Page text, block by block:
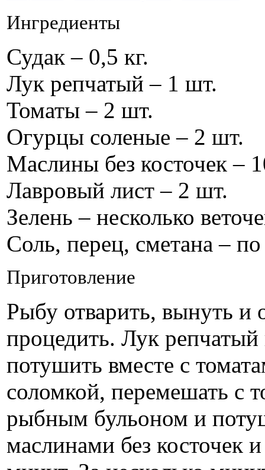
Ингредиенты
Судак – 0,5 кг.
Лук репчатый – 1 шт.
Томаты – 2 шт.
Огурцы соленые – 2 шт.
Маслины без косточек –
Лавровый лист – 2 шт.
Зелень – несколько
Соль, перец, сметана – по
Приготовление
Рыбу отварить, вынуть и
процедить. Лук
потушить вместе с
соломкой, перемешать с
рыбным бульоном и
маслинами без косточек